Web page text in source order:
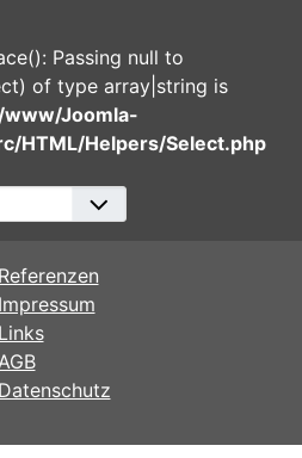
Passing null to
of type array|string is
Joomla-
HTML/Helpers/Select.php
Referenzen
Impressum
Links
Datenschutz